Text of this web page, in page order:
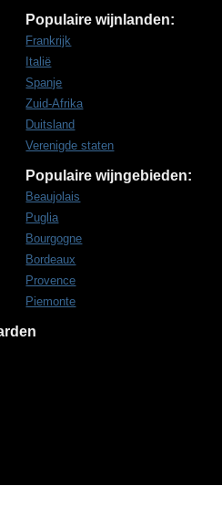
Populaire wijnlanden:
Frankrijk
Italië
Spanje
Zuid-Afrika
Duitsland
Verenigde staten
Populaire wijngebieden:
Beaujolais
Puglia
Bourgogne
Bordeaux
Provence
Piemonte